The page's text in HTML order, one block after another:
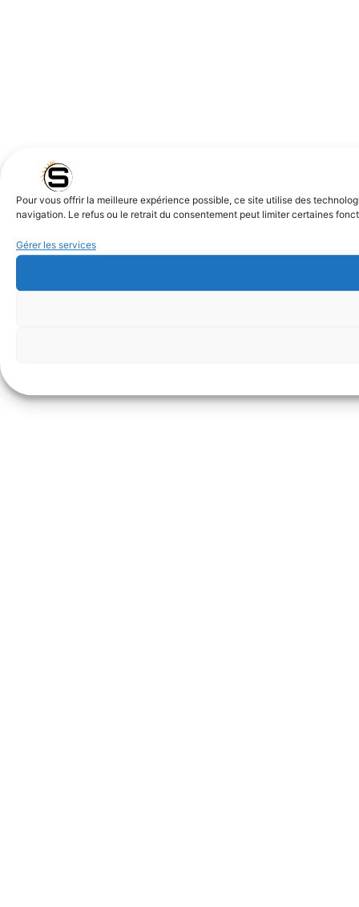
Pour vous offrir la meilleure expérience possible, ce site utilise des
navigation. Le refus ou le retrait du consentement peut limiter certaines
Gérer les services